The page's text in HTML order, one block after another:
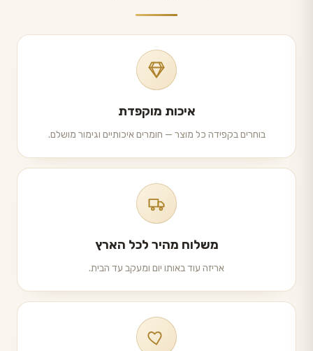
איכות מוקפדת
בוחרים בקפידה כל מוצר — חומרים איכותיים וגימור מושלם.
משלוח מהיר לכל הארץ
אריזה עוד באותו יום ומעקב עד הבית.